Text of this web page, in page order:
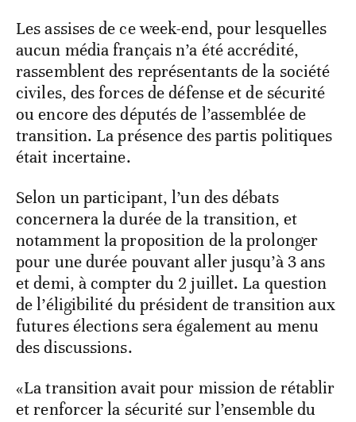
Les assises de ce week-end, pour lesquelles
aucun média français n’a été accrédité,
rassemblent des représentants de la société
civiles, des forces de défense et de sécurité
ou encore des députés de l’assemblée de
transition. La présence des partis politiques
était incertaine.
Selon un participant, l’un des débats
concernera la durée de la transition, et
notamment la proposition de la prolonger
pour une durée pouvant aller jusqu’à 3 ans
et demi, à compter du 2 juillet. La question
de l’éligibilité du président de transition aux
futures élections sera également au menu
des discussions.
«La transition avait pour mission de rétablir
et renforcer la sécurité sur l’ensemble du